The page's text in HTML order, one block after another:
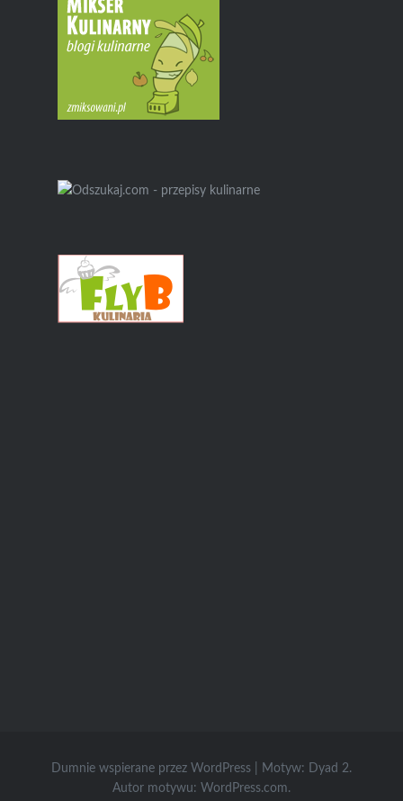
Dumnie wspierane przez WordPress
Motyw: Dyad 2.
Autor motywu: WordPress.com.